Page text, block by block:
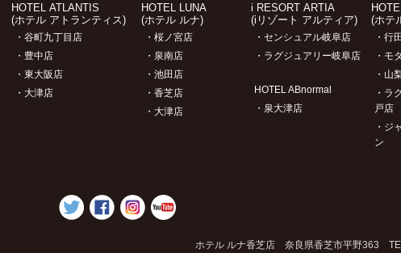
HOTEL ATLANTIS
(ホテル アトランティス)
・谷町九丁目店
・豊中店
・東大阪店
・大津店
HOTEL LUNA
(ホテル ルナ)
・桜ノ宮店
・泉南店
・池田店
・香芝店
・大津店
i RESORT ARTIA
(iリゾート アルティア)
・センシュアル岐阜店
・ラグジュアリー岐阜店
HOTEL ABnormal
・泉大津店
(ホテ
・行
・モ
・山
・ラ
戸店
・ジ
ン
ホテル ルナ香芝店 奈良県香芝市平野363